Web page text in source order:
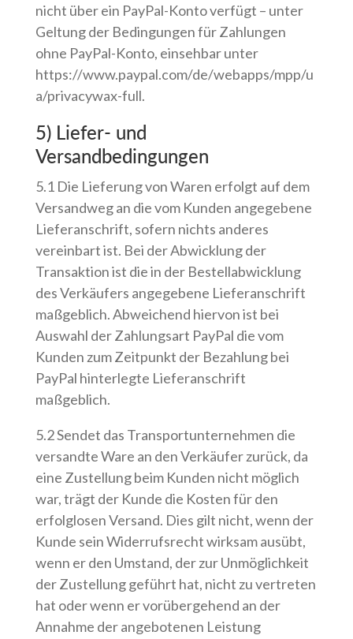
nicht über ein PayPal-Konto verfügt – unter
Geltung der Bedingungen für Zahlungen
ohne PayPal-Konto, einsehbar unter
https://www.paypal.com/de/webapps/mpp/u
a/privacywax-full.
5) Liefer- und
Versandbedingungen
5.1 Die Lieferung von Waren erfolgt auf dem
Versandweg an die vom Kunden angegebene
Lieferanschrift, sofern nichts anderes
vereinbart ist. Bei der Abwicklung der
Transaktion ist die in der Bestellabwicklung
des Verkäufers angegebene Lieferanschrift
maßgeblich. Abweichend hiervon ist bei
Auswahl der Zahlungsart PayPal die vom
Kunden zum Zeitpunkt der Bezahlung bei
PayPal hinterlegte Lieferanschrift
maßgeblich.
5.2 Sendet das Transportunternehmen die
versandte Ware an den Verkäufer zurück, da
eine Zustellung beim Kunden nicht möglich
war, trägt der Kunde die Kosten für den
erfolglosen Versand. Dies gilt nicht, wenn der
Kunde sein Widerrufsrecht wirksam ausübt,
wenn er den Umstand, der zur Unmöglichkeit
der Zustellung geführt hat, nicht zu vertreten
hat oder wenn er vorübergehend an der
Annahme der angebotenen Leistung